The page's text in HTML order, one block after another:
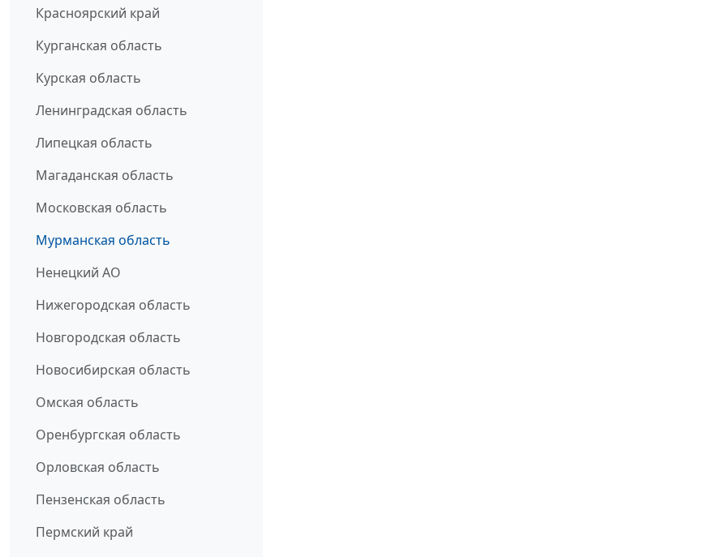
Красноярский край
Курганская область
Курская область
Ленинградская область
Липецкая область
Магаданская область
Московская область
Мурманская область
Ненецкий АО
Нижегородская область
Новгородская область
Новосибирская область
Омская область
Оренбургская область
Орловская область
Пензенская область
Пермский край